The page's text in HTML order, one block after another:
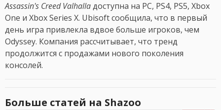
Assassin's Creed Valhallaдоступна на PC, PS4, PS5, Xbox
One и Xbox Series X. Ubisoft сообщила, что в первый
день игра привлекла вдвое больше игроков, чем
Odyssey. Компания рассчитывает, что тренд
продолжится с продажами нового поколения
консолей.
Больше статей на Shazoo